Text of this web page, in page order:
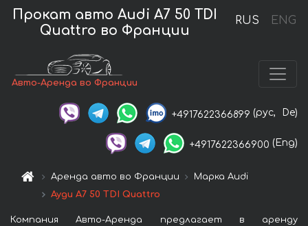
RUS ENG
Прокат авто Audi A7 50 TDI
Quattro во Франции
Авто-Аренда во Франции
+4917622366899 (рус, De)
+4917622366900 (Eng)
Аренда авто во Франции
Марка Audi
Ауди A7 50 TDI Quattro
Компания Авто-Аренда предлагает в аренду